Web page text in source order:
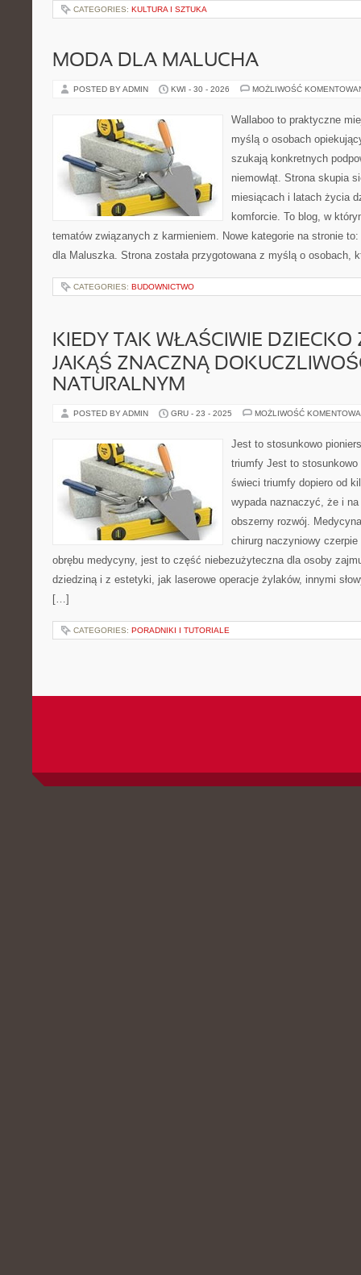
CATEGORIES: KULTURA I SZTUKA
MODA DLA MALUCHA
POSTED BY ADMIN KWI - 30 - 2026 MOŻLIWOŚĆ
Wallaboo to praktyczne
myślą o osobach
szukają konkretnych
niemowląt. Strona skupia
miesiącach i latach życia
komforcie. To blog, w
tematów związanych z karmieniem. Nowe kategorie na stronie
dla Maluszka. Strona została przygotowana z myślą o osobach,
CATEGORIES: BUDOWNICTWO
KIEDY TAK WŁAŚCIWIE
JAKĄŚ ZNACZNĄ
NATURALNYM
POSTED BY ADMIN GRU - 23 - 2025 MOŻLIWOŚĆ
Jest to stosunkowo
triumfy Jest to
świeci triumfy dopiero od
wypada naznaczyć, że i na
obszerny rozwój.
chirurg naczyniowy
obrębu medycyny, jest to część niebezużyteczna dla osoby
dziedziną i z estetyki, jak laserowe operacje żylaków, innymi
[…]
CATEGORIES: PORADNIKI I TUTORIALE